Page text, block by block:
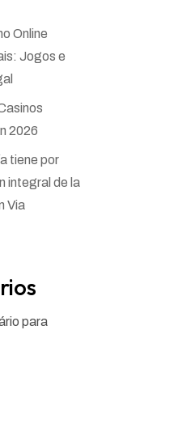
Online
Jogos e
2026
tiene por
integral de la
Via
para